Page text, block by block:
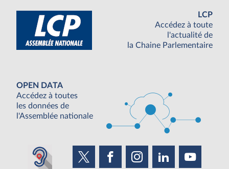
LCP
Accédez à toute
l'actualité de
la Chaine Parlementaire
OPEN DATA
Accédez à toutes
les données de
l'Assemblée nationale